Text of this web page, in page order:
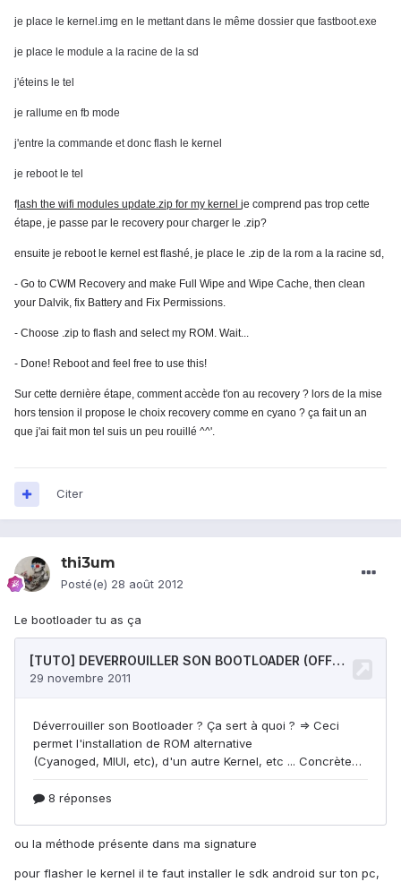
je place le kernel.img en le mettant dans le même dossier que fastboot.exe
je place le module a la racine de la sd
j'éteins le tel
je rallume en fb mode
j'entre la commande et donc flash le kernel
je reboot le tel
flash the wifi modules update.zip for my kernel je comprend pas trop cette
étape, je passe par le recovery pour charger le .zip?
ensuite je reboot le kernel est flashé, je place le .zip de la rom a la racine sd,
- Go to CWM Recovery and make Full Wipe and Wipe Cache, then clean
your Dalvik, fix Battery and Fix Permissions.
- Choose .zip to flash and select my ROM. Wait...
- Done! Reboot and feel free to use this!
Sur cette dernière étape, comment accède t'on au recovery ? lors de la mise
hors tension il propose le choix recovery comme en cyano ? ça fait un an
que j'ai fait mon tel suis un peu rouillé ^^'.
Citer
thi3um
Posté(e) 28 août 2012
Le bootloader tu as ça
ou la méthode présente dans ma signature
pour flasher le kernel il te faut installer le sdk android sur ton pc,